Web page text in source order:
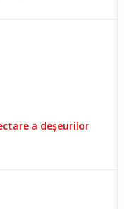
a deșeurilor